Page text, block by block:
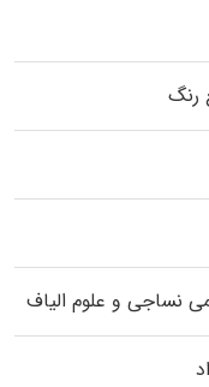
رنگ
نساجی و علوم الیاف